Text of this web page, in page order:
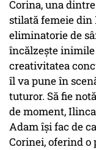
Corina, una
stilată femeie din
eliminatorie de
încălzește
creativitatea
îl va pune în
tuturor. Să fie
de moment,
Adam își fac de
Corinei, oferind o